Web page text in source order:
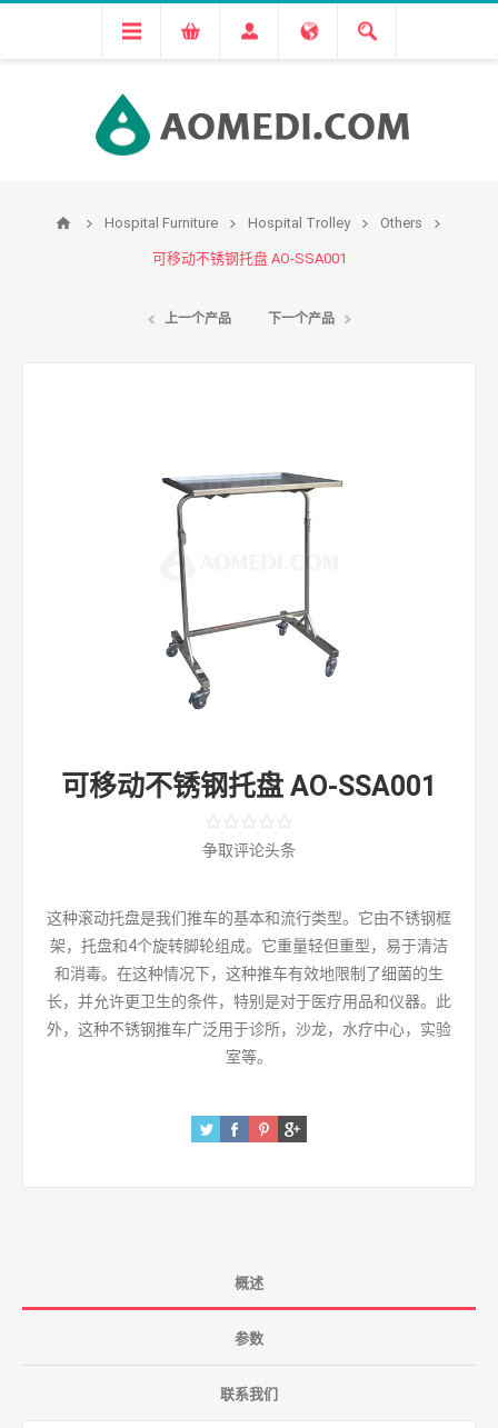
Hospital Furniture Hospital Trolley Others
可移动不锈钢托盘 AO-SSA001
上一个产品 下一个产品
可移动不锈钢托盘 AO-SSA001
争取评论头条
这种滚动托盘是我们推车的基本和流行类型。它由不锈钢框
架，托盘和4个旋转脚轮组成。它重量轻但重型，易于清洁
和消毒。在这种情况下，这种推车有效地限制了细菌的生
长，并允许更卫生的条件，特别是对于医疗用品和仪器。此
外，这种不锈钢推车广泛用于诊所，沙龙，水疗中心，实验
室等。
概述
参数
联系我们